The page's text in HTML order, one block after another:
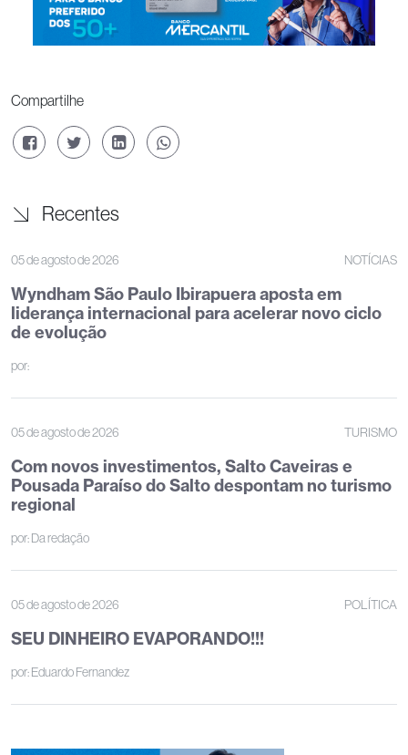
Compartilhe
Recentes
05 de agosto de 2026 NOTÍCIAS
Wyndham São Paulo Ibirapuera aposta em
liderança internacional para acelerar novo ciclo
de evolução
por:
05 de agosto de 2026 TURISMO
Com novos investimentos, Salto Caveiras e
Pousada Paraíso do Salto despontam no turismo
regional
por:Da redação
05 de agosto de 2026 POLÍTICA
SEU DINHEIRO EVAPORANDO!!!
por:Eduardo Fernandez